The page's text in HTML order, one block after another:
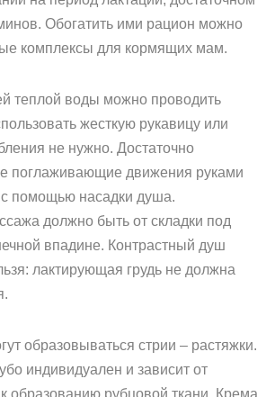
Обогатить ими рацион можно
комплексы для кормящих мам.
теплой воды можно проводить
жесткую рукавицу или
не нужно. Достаточно
поглаживающие движения руками
помощью насадки душа.
должно быть от складки под
впадине. Контрастный душ
лактирующая грудь не должна
образовываться стрии – растяжки.
индивидуален и зависит от
образованию рубцовой ткани. Крема